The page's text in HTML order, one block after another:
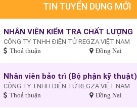
TIN TUYỂN DỤNG MỚI
NHÂN VIÊN KIỂM TRA CHẤT LƯỢNG
CÔNG TY TNHH ĐIỆN TỬ REGZA VIỆT NAM
Thoả thuận Đồng Nai
Nhân viên bảo trì (Bộ phận kỹ thuật)
CÔNG TY TNHH ĐIỆN TỬ REGZA VIỆT NAM
Thoả thuận Đồng Nai